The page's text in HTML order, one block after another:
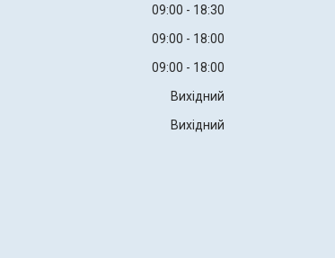
09:00
18:30
09:00
18:00
09:00
18:00
Вихідний
Вихідний